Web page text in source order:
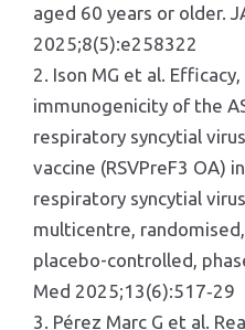
aged 60 years or older.
2025;8(5):e258322
2. Ison MG et al.
immunogenicity of the
respiratory syncytial
vaccine (RSVPreF3 OA)
respiratory syncytial
multicentre,
placebo-controlled,
Med 2025;13(6):517‑29
3. Pérez Marc G et al.